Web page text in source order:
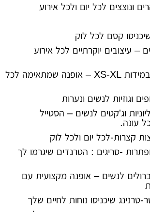
לכל יום ולכל אירוע
קסם לכל לוק
יוקרתיים לכל אירוע
בגדי נשים במידות XS-XL – אופנה שמתאימה לכל
לנשים ונערות
וג'קטים לנשים – הסטייל
לכל יום ולכל לוק
-סריגים : הטרנדים שיגרמו לך
לנשים – אופנה מקצועית עם
שיכניסו נוחות לחיים שלך